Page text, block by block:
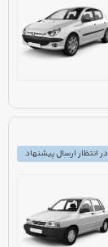
در انتظار ارسال پیشنهاد